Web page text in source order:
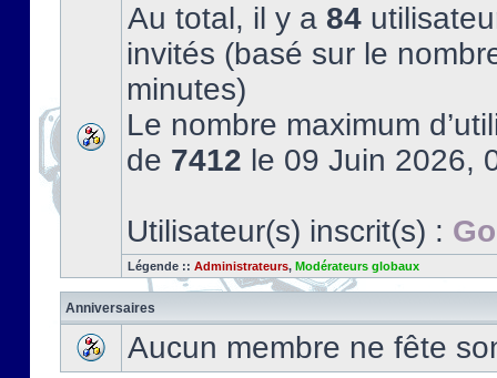
Au total, il y a 84
invités (basé sur le
minutes)
Le nombre maximum
de 7412 le 09 Juin 2026,
Utilisateur(s) inscrit(s) :
Légende :: Administrateurs, Modérateurs globaux
Anniversaires
Aucun membre ne fête